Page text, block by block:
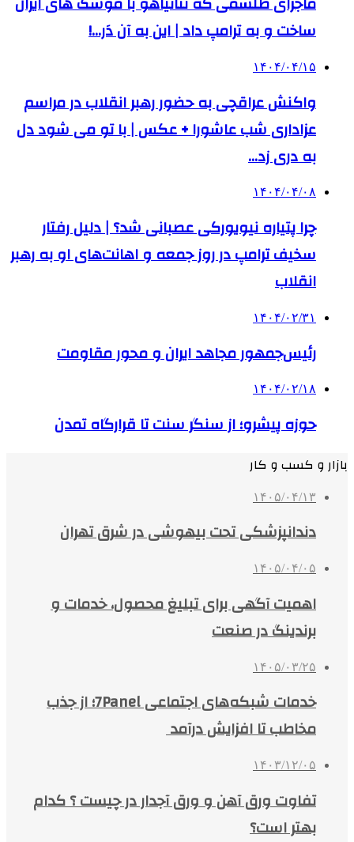
ساخت و به ترامپ داد | این به آن دَر…!
۱۴۰۴/۰۴/۱۵
واکنش عراقچی به حضور رهبر انقلاب در مراسم
عزاداری شب عاشورا + عکس | با تو می شود دل
به دری زد…
۱۴۰۴/۰۴/۰۸
چرا پتیاره نیویورکی عصبانی شد؟ | دلیل رفتار
سخیف ترامپ در روز جمعه و اهانت‌های او به رهبر
انقلاب
۱۴۰۴/۰۲/۳۱
رئیس‌جمهور مجاهد ایران و محور مقاومت
۱۴۰۴/۰۲/۱۸
حوزه پیشرو؛ از سنگر سنت تا قرارگاه تمدن
بازار و کسب و کار
۱۴۰۵/۰۴/۱۳
دندانپزشکی تحت بیهوشی در شرق تهران
۱۴۰۵/۰۴/۰۵
اهمیت آگهی برای تبلیغ محصول، خدمات و
برندینگ در صنعت
۱۴۰۵/۰۳/۲۵
خدمات شبکه‌های اجتماعی 7Panel؛ از جذب
مخاطب تا افزایش درآمد
۱۴۰۳/۱۲/۰۵
تفاوت ورق آهن و ورق آجدار در چیست ؟ کدام
بهتر است؟